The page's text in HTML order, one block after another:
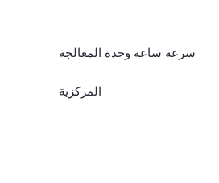
سرعة ساعة وحدة المعالجة
المركزية